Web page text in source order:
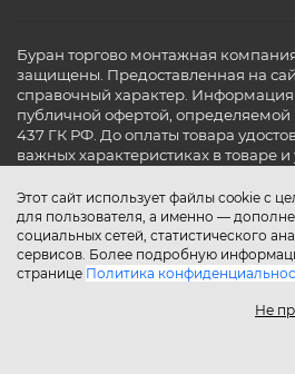
Этот сайт использует файлы cookie с
для пользователя, а именно —
социальных сетей, статистического
сервисов. Более подробную
странице Политика
Не
Буран торгово монтажная
защищены. Предоставленная на
справочный характер. Информация
публичной офертой,
437 ГК РФ. До оплаты товара
важных характеристиках в товаре и